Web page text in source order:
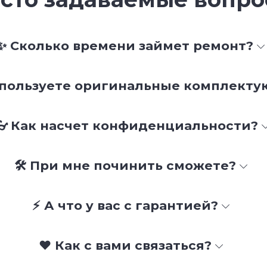
Сколько времени займет ремонт?
оригинальные
Как насчет конфиденциальности?
🛠 При мне починить сможете?
⚡ А что у вас с гарантией?
❤️ Как с вами связаться?